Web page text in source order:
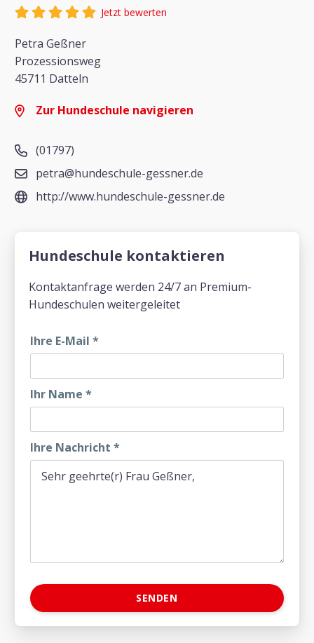
Jetzt bewerten
Petra Geßner
Prozessionsweg
45711 Datteln
Zur Hundeschule navigieren
(01797)
petra@hundeschule-gessner.de
http://www.hundeschule-gessner.de
Hundeschule kontaktieren
Kontaktanfrage werden 24/7 an Premium-
Hundeschulen weitergeleitet
Ihre E-Mail *
Ihr Name *
Ihre Nachricht *